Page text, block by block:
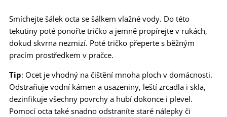
Smíchejte šálek octa se šálkem vlažné vody. Do této
tekutiny poté ponořte tričko a jemně propírejte v rukách,
dokud skvrna nezmizí. Poté tričko přeperte s běžným
pracím prostředkem v pračce.
Tip: Ocet je vhodný na čištění mnoha ploch v domácnosti.
Odstraňuje vodní kámen a usazeniny, leští zrcadla i skla,
dezinfikuje všechny povrchy a hubí dokonce i plevel.
Pomocí octa také snadno odstraníte staré nálepky či